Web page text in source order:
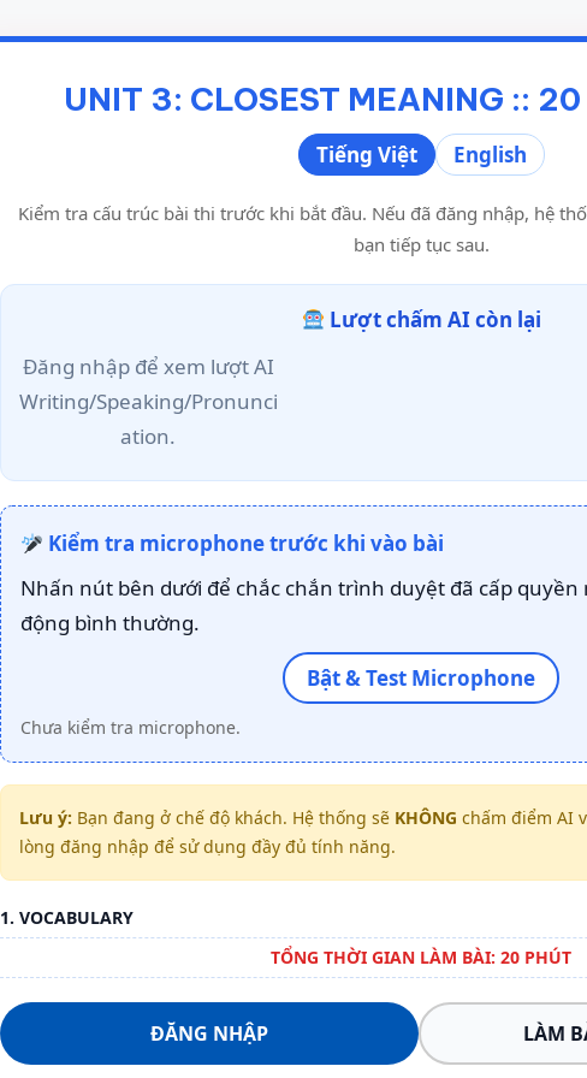
UNIT 3: CLOSEST MEANING ::
Tiếng Việt English
Kiểm tra cấu trúc bài thi trước khi bắt đầu. Nếu đã đăng nhập, hệ
bạn tiếp tục sau.
Lượt chấm AI còn lại
Đăng nhập để xem lượt AI
Writing/Speaking/Pronunci
ation.
Kiểm tra microphone trước khi vào bài
Nhấn nút bên dưới để chắc chắn trình duyệt đã cấp
động bình thường.
Bật & Test Microphone
Chưa kiểm tra microphone.
Lưu ý: Bạn đang ở chế độ khách. Hệ thống sẽ KHÔNG chấm điểm AI
lòng đăng nhập để sử dụng đầy đủ tính năng.
1. VOCABULARY
TỔNG THỜI GIAN LÀM BÀI: 20 PHÚT
ĐĂNG NHẬP LÀM